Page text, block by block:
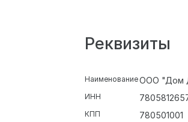
Реквизиты
НаименованиеООО "Дом
ИНН
КПП 780501001